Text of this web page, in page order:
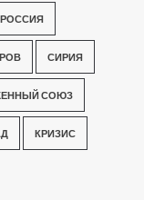
РОССИЯ
СИРИЯ
СОЮЗ
КРИЗИС